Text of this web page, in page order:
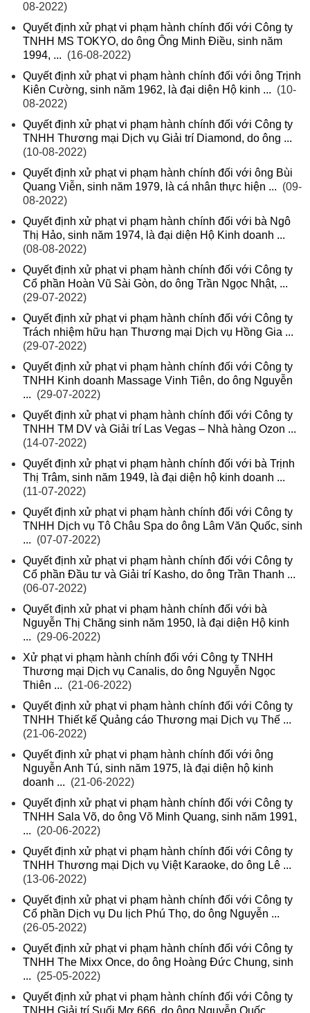
08-2022)
Quyết định xử phạt vi phạm hành chính đối với Công ty
TNHH MS TOKYO, do ông Ông Minh Điều, sinh năm
1994, ... (16-08-2022)
Quyết định xử phạt vi phạm hành chính đối với ông Trịnh
Kiên Cường, sinh năm 1962, là đại diện Hộ kinh ... (10-
08-2022)
Quyết định xử phạt vi phạm hành chính đối với Công ty
TNHH Thương mại Dịch vụ Giải trí Diamond, do ông ...
(10-08-2022)
Quyết định xử phạt vi phạm hành chính đối với ông Bùi
Quang Viễn, sinh năm 1979, là cá nhân thực hiện ... (09-
08-2022)
Quyết định xử phạt vi phạm hành chính đối với bà Ngô
Thị Hảo, sinh năm 1974, là đại diện Hộ Kinh doanh ...
(08-08-2022)
Quyết định xử phạt vi phạm hành chính đối với Công ty
Cổ phần Hoàn Vũ Sài Gòn, do ông Trần Ngọc Nhật, ...
(29-07-2022)
Quyết định xử phạt vi phạm hành chính đối với Công ty
Trách nhiệm hữu hạn Thương mại Dịch vụ Hồng Gia ...
(29-07-2022)
Quyết định xử phạt vi phạm hành chính đối với Công ty
TNHH Kinh doanh Massage Vinh Tiên, do ông Nguyễn
... (29-07-2022)
Quyết định xử phạt vi phạm hành chính đối với Công ty
TNHH TM DV và Giải trí Las Vegas – Nhà hàng Ozon ...
(14-07-2022)
Quyết định xử phạt vi phạm hành chính đối với bà Trịnh
Thị Trâm, sinh năm 1949, là đại diện hộ kinh doanh ...
(11-07-2022)
Quyết định xử phạt vi phạm hành chính đối với Công ty
TNHH Dịch vụ Tô Châu Spa do ông Lâm Văn Quốc, sinh
... (07-07-2022)
Quyết định xử phạt vi phạm hành chính đối với Công ty
Cổ phần Đầu tư và Giải trí Kasho, do ông Trần Thanh ...
(06-07-2022)
Quyết định xử phạt vi phạm hành chính đối với bà
Nguyễn Thị Chăng sinh năm 1950, là đại diện Hộ kinh
... (29-06-2022)
Xử phạt vi phạm hành chính đối với Công ty TNHH
Thương mại Dịch vụ Canalis, do ông Nguyễn Ngọc
Thiên ... (21-06-2022)
Quyết định xử phạt vi phạm hành chính đối với Công ty
TNHH Thiết kế Quảng cáo Thương mại Dịch vụ Thế ...
(21-06-2022)
Quyết định xử phạt vi phạm hành chính đối với ông
Nguyễn Anh Tú, sinh năm 1975, là đại diện hộ kinh
doanh ... (21-06-2022)
Quyết định xử phạt vi phạm hành chính đối với Công ty
TNHH Sala Võ, do ông Võ Minh Quang, sinh năm 1991,
... (20-06-2022)
Quyết định xử phạt vi phạm hành chính đối với Công ty
TNHH Thương mại Dịch vụ Việt Karaoke, do ông Lê ...
(13-06-2022)
Quyết định xử phạt vi phạm hành chính đối với Công ty
Cổ phần Dịch vụ Du lịch Phú Thọ, do ông Nguyễn ...
(26-05-2022)
Quyết định xử phạt vi phạm hành chính đối với Công ty
TNHH The Mixx Once, do ông Hoàng Đức Chung, sinh
... (25-05-2022)
Quyết định xử phạt vi phạm hành chính đối với Công ty
TNHH Giải trí Suối Mơ 666, do ông Nguyễn Quốc